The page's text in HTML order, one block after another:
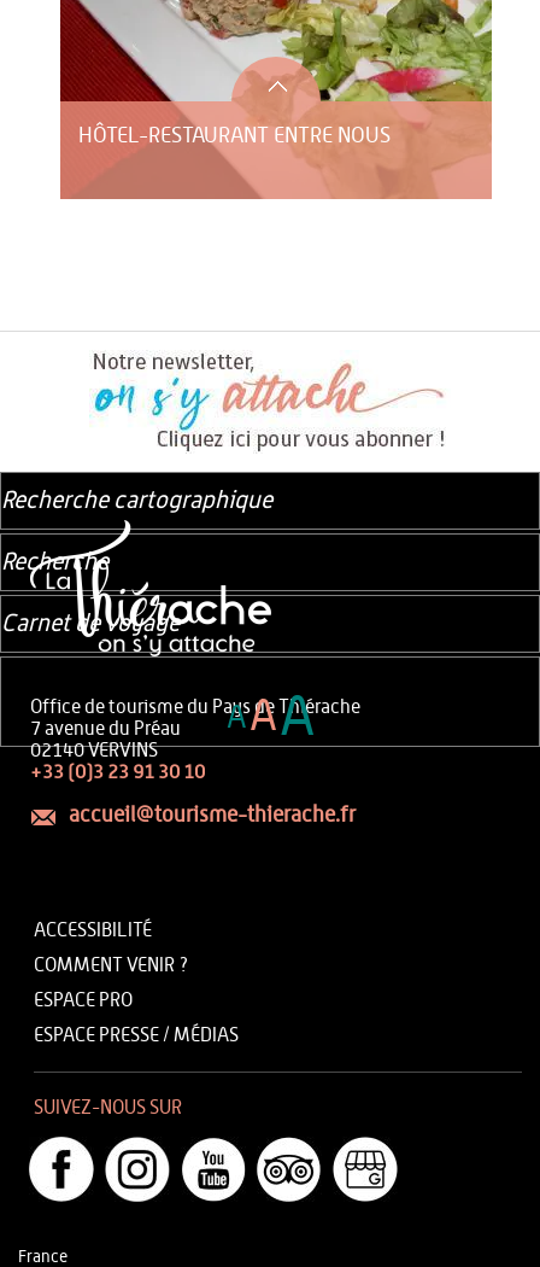
HÔTEL-RESTAURANT ENTRE NOUS
Office de tourisme du Pays de Thiérache
7 avenue du Préau
02140 VERVINS
+33 (0)3 23 91 30 10
accueil@tourisme-thierache.fr
ACCESSIBILITÉ
COMMENT VENIR ?
ESPACE PRO
ESPACE PRESSE / MÉDIAS
SUIVEZ-NOUS SUR
France
Recherche cartographique
Recherche
Carnet de voyage
AAA